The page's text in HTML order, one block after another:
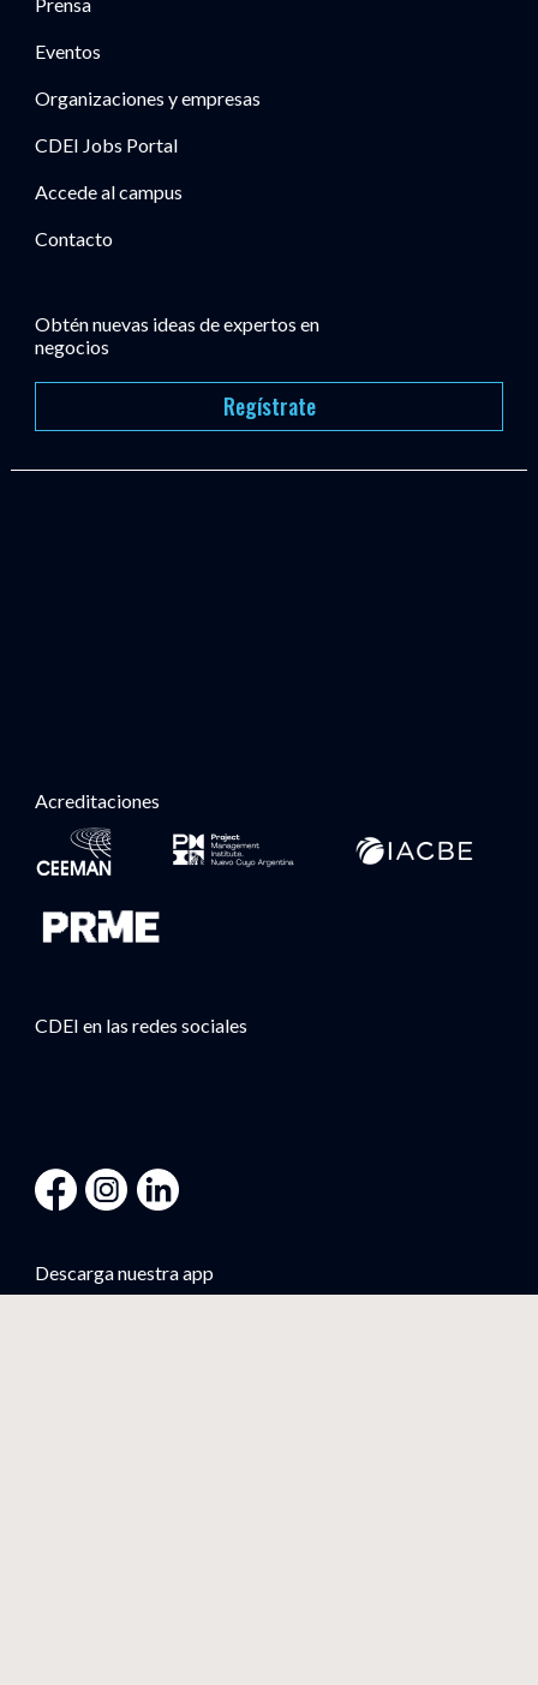
Eventos
Organizaciones y empresas
CDEI Jobs Portal
Accede al campus
Contacto
Obtén nuevas ideas de expertos en
negocios
Regístrate
Acreditaciones
CDEI en las redes sociales
Descarga nuestra app